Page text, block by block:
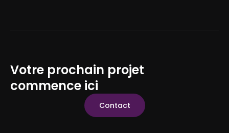
Votre prochain projet
commence ici
Contact